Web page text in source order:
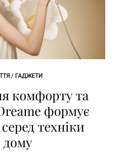
/ ГАДЖЕТИ
комфорту та
формує
техніки
дому